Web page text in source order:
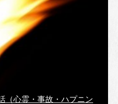
（心霊・事故・ハプニン